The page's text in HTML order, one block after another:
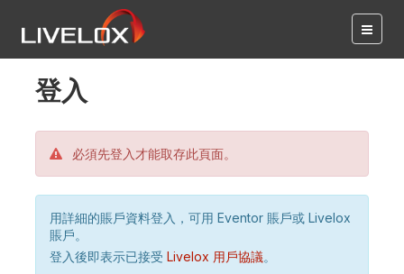
登入
必須先登入才能取存此頁面。
用詳細的賬戶資料登入，可用 Eventor 賬戶或 Livelox
賬戶。
登入後即表示已接受 Livelox 用戶協議。